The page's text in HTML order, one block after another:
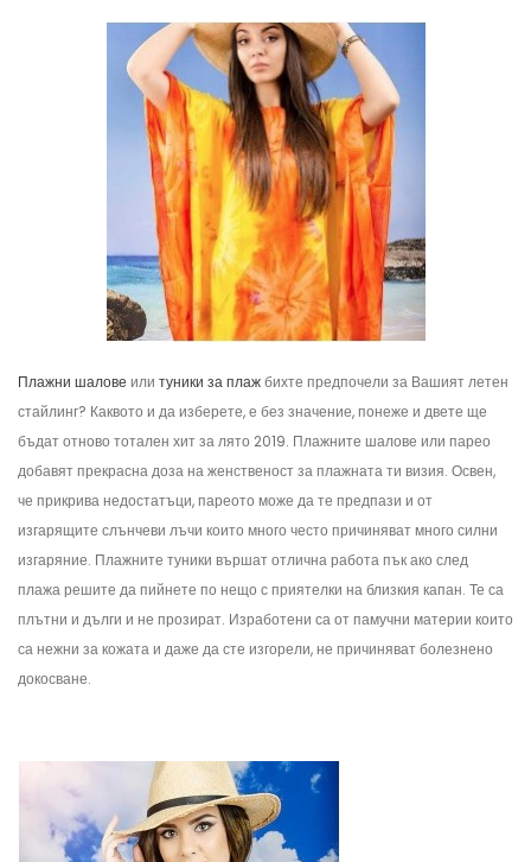
Плажни шалове или туники за плажбихте предпочели за Вашият летен
стайлинг? Каквото и да изберете, е без значение, понеже и двете ще
бъдат отново тотален хит за лято 2019. Плажните шалове или парео
добавят прекрасна доза на женственост за плажната ти визия. Освен,
че прикрива недостатъци, пареото може да те предпази и от
изгарящите слънчеви лъчи които много често причиняват много силни
изгаряние. Плажните туники вършат отлична работа пък ако след
плажа решите да пийнете по нещо с приятелки на близкия капан. Те са
плътни и дълги и не прозират. Изработени са от памучни материи които
са нежни за кожата и даже да сте изгорели, не причиняват болезнено
докосване.